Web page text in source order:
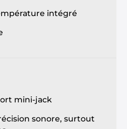
intégré
mini-jack
sonore, surtout